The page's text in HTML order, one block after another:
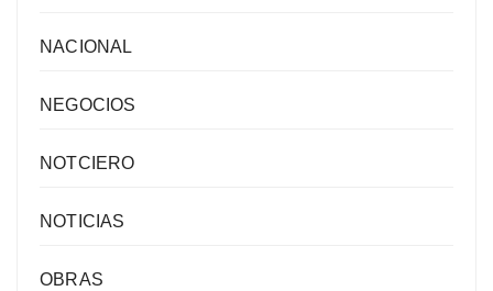
NACIONAL
NEGOCIOS
NOTCIERO
NOTICIAS
OBRAS